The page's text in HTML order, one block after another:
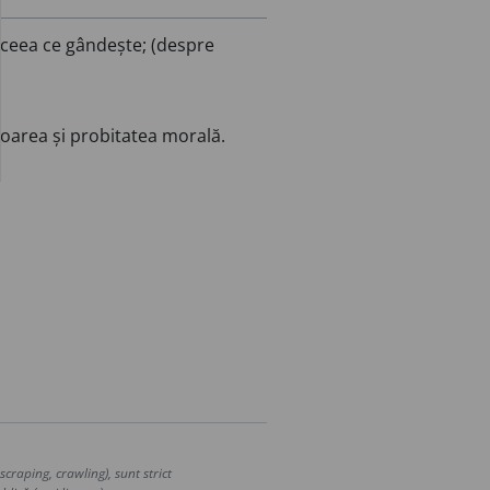
ce gândește; (despre
și probitatea morală.
crawling), sunt strict